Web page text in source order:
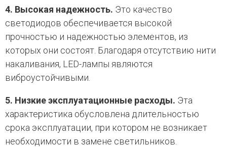
4. Высокая надежность. Это качество
светодиодов обеспечивается высокой
прочностью и надежностью элементов, из
которых они состоят. Благодаря отсутствию нити
накаливания, LED-лампы являются
виброустойчивыми.
5. Низкие эксплуатационные расходы. Эта
характеристика обусловлена длительностью
срока эксплуатации, при котором не возникает
необходимости в замене светильников.